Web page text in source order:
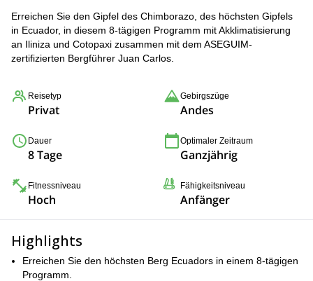
Erreichen Sie den Gipfel des Chimborazo, des höchsten Gipfels
in Ecuador, in diesem 8-tägigen Programm mit Akklimatisierung
an Iliniza und Cotopaxi zusammen mit dem ASEGUIM-
zertifizierten Bergführer Juan Carlos.
Reisetyp
Privat
Gebirgszüge
Andes
Dauer
8 Tage
Optimaler Zeitraum
Ganzjährig
Fitnessniveau
Hoch
Fähigkeitsniveau
Anfänger
Highlights
Erreichen Sie den höchsten Berg Ecuadors in einem 8-tägigen
Programm.